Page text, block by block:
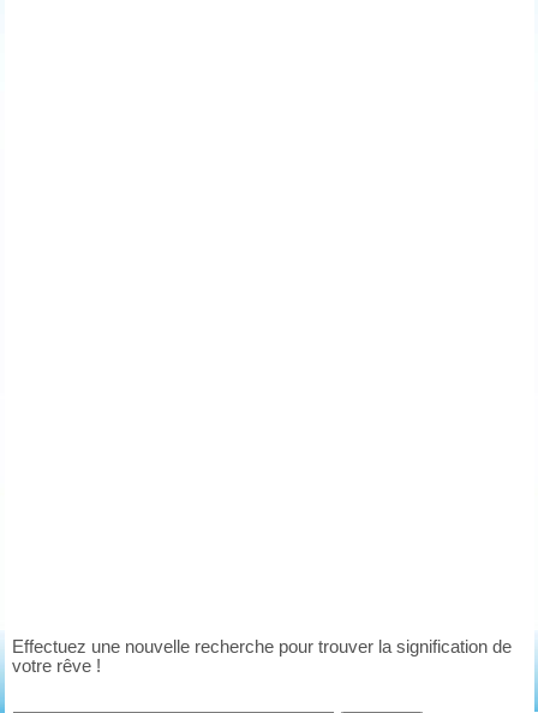
Effectuez une nouvelle recherche pour trouver la signification de
votre rêve !